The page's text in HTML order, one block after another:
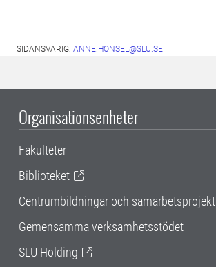
SIDANSVARIG: ANNE.HONSEL@SLU.SE
Organisationsenheter
Fakulteter
Biblioteket
Centrumbildningar och samarbetsprojekt
Gemensamma verksamhetsstödet
SLU Holding